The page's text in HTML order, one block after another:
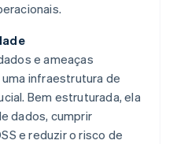
e ameaças
infraestrutura de
Bem estruturada, ela
dados, cumprir
e reduzir o risco de